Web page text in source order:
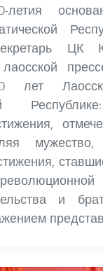
лет
и